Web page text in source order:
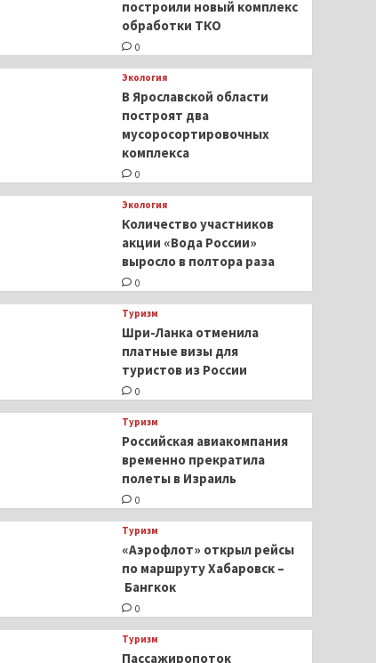
построили новый комплекс
обработки ТКО
0
Экология
В Ярославской области
построят два
мусоросортировочных
комплекса
0
Экология
Количество участников
акции «Вода России»
выросло в полтора раза
0
Туризм
Шри-Ланка отменила
платные визы для
туристов из России
0
Туризм
Российская авиакомпания
временно прекратила
полеты в Израиль
0
Туризм
«Аэрофлот» открыл рейсы
по маршруту Хабаровск –
Бангкок
0
Туризм
Пассажиропоток